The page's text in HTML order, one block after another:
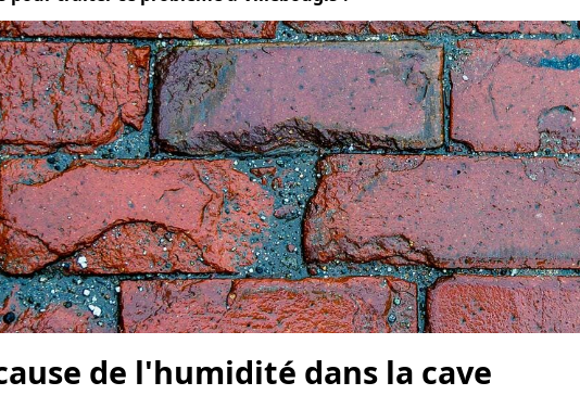
de l'humidité dans la cave